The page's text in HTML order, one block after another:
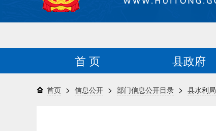
首 页 县政府
首页 > 信息公开 > 部门信息公开目录 > 县水利局